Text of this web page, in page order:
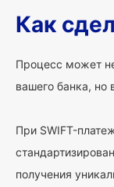
Как
Процесс может
вашего банка, но
При SWIFT-
получения